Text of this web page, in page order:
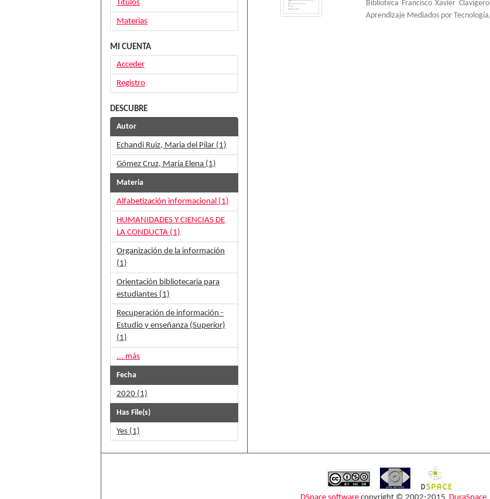
Biblioteca Francisco Xavier
Aprendizaje Mediados por Tecnología,
Títulos
Materias
MI CUENTA
Acceder
Registro
DESCUBRE
Autor
Echandi Ruiz, Maria del Pilar (1)
Gómez Cruz, María Elena (1)
Materia
Alfabetización informacional (1)
HUMANIDADES Y CIENCIAS DE
LA CONDUCTA (1)
Organización de la información
(1)
Orientación bibliotecaria para
estudiantes (1)
Recuperación de información -
Estudio y enseñanza (Superior)
(1)
... más
Fecha
2020 (1)
Has File(s)
Yes (1)